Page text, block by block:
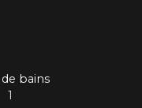
bains
1